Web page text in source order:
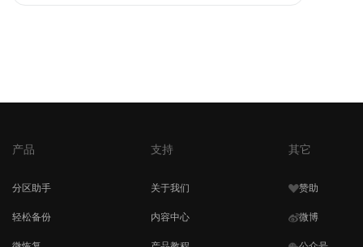
产品
分区助手
轻松备份
支持
关于我们
内容中心
其它
赞助
微博